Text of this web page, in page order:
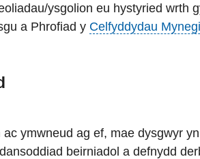
ysgolion eu hystyried wrth
a Phrofiad y Celfyddydau
ymwneud ag ef, mae dysgwyr
beirniadol a defnydd